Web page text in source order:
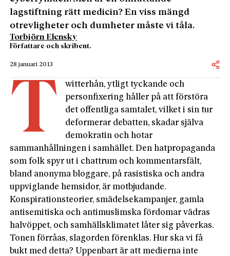
lagstiftning rätt medicin? En viss mängd
otrevligheter och dumheter måste vi tåla.
Torbjörn Elensky
Författare och skribent.
28 januari 2013
T
witterhån, ytligt tyckande och
personfixering håller på att förstöra
det offentliga samtalet, vilket i sin tur
deformerar debatten, skadar själva
demokratin och hotar
sammanhållningen i samhället. Den hatpropaganda
som folk spyr ut i chattrum och kommentarsfält,
bland anonyma bloggare, på rasistiska och andra
uppviglande hemsidor, är motbjudande.
Konspirationsteorier, smädelsekampanjer, gamla
antisemitiska och antimuslimska fördomar vädras
halvöppet, och samhällsklimatet låter sig påverkas.
Tonen förråas, slagorden förenklas. Hur ska vi få
bukt med detta? Uppenbart är att medierna inte